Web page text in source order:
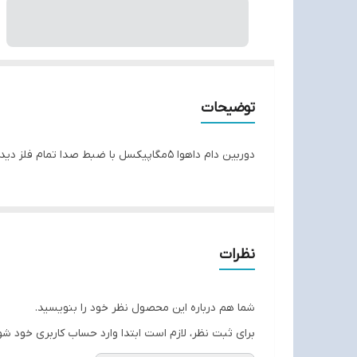
توضیحات
دوربین دام داهوا ۵مگاپیکسل با ضبط صدا تمام فلز دید در شب سیاه سفید
نظرات
شما هم درباره این محصول نظر خود را بنویسید.
برای ثبت نظر، لازم است ابتدا وارد حساب کاربری خود